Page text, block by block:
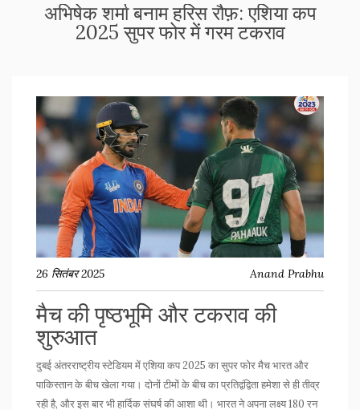
अभिषेक शर्मा बनाम हरिस रौफ़: एशिया कप
2025 सुपर फोर में गरम टकराव
26 सितंबर 2025 Anand Prabhu
मैच की पृष्ठभूमि और टकराव की
शुरुआत
दुबई अंतरराष्ट्रीय स्टेडियम में एशिया कप 2025 का सुपर फोर मैच भारत और
पाकिस्तान के बीच खेला गया। दोनों टीमों के बीच का प्रतिद्वंद्विता हमेशा से ही तीव्र
रही है, और इस बार भी हार्दिक संघर्ष की आशा थी। भारत ने अपना लक्ष्य 180 रन